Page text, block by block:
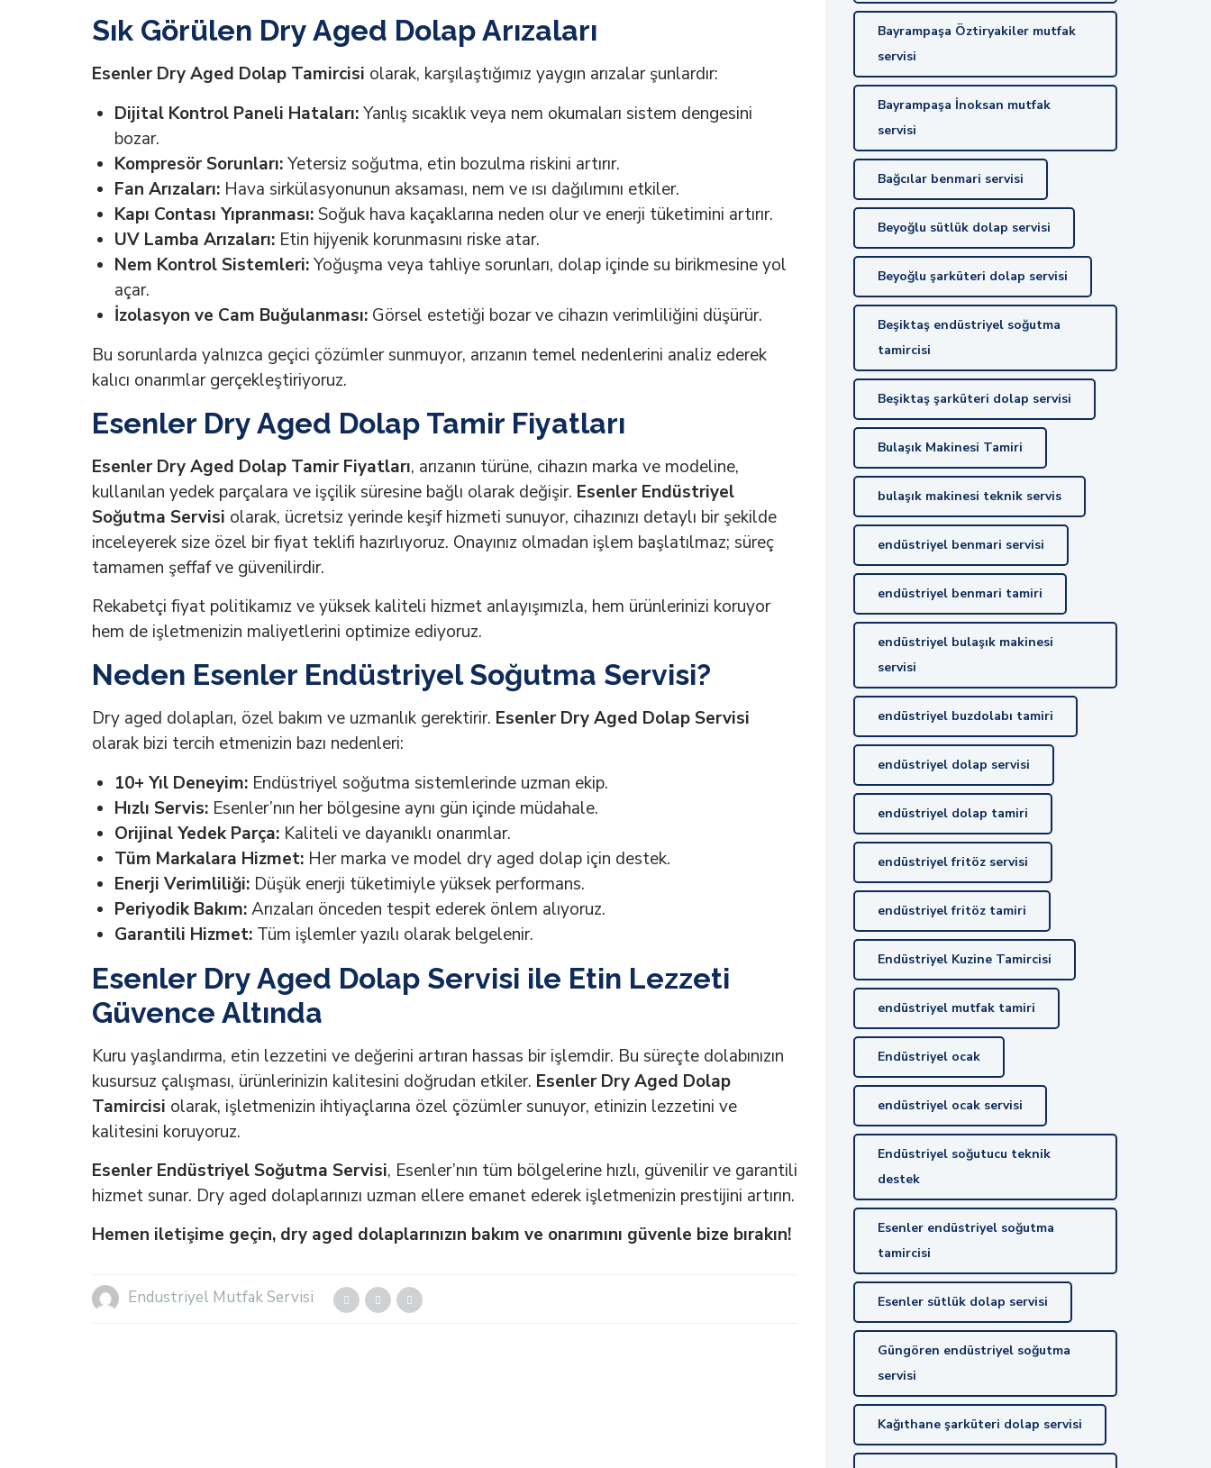
Sık Görülen Dry Aged Dolap Arızaları
Esenler Dry Aged Dolap Tamircisi olarak, karşılaştığımız yaygın arızalar şunlardır:
Dijital Kontrol Paneli Hataları:Yanlış sıcaklık veya nem okumaları sistem dengesini
bozar.
Kompresör Sorunları:Yetersiz soğutma, etin bozulma riskini artırır.
Fan Arızaları: Hava sirkülasyonunun aksaması, nem ve ısı dağılımını etkiler.
Kapı Contası Yıpranması:Soğuk hava kaçaklarına neden olur ve enerji tüketimini artırır.
UV Lamba Arızaları: Etin hijyenik korunmasını riske atar.
Nem Kontrol Sistemleri:Yoğuşma veya tahliye sorunları, dolap içinde su birikmesine yol
açar.
İzolasyon ve Cam Buğulanması: Görsel estetiği bozar ve cihazın verimliliğini düşürür.
Bu sorunlarda yalnızca geçici çözümler sunmuyor, arızanın temel nedenlerini analiz ederek
kalıcı onarımlar gerçekleştiriyoruz.
Esenler Dry Aged Dolap Tamir Fiyatları
Esenler Dry Aged Dolap Tamir Fiyatları, arızanın türüne, cihazın marka ve modeline,
kullanılan yedek parçalara ve işçilik süresine bağlı olarak değişir. Esenler Endüstriyel
Soğutma Servisi olarak, ücretsiz yerinde keşif hizmeti sunuyor, cihazınızı detaylı bir şekilde
inceleyerek size özel bir fiyat teklifi hazırlıyoruz. Onayınız olmadan işlem başlatılmaz; süreç
tamamen şeffaf ve güvenilirdir.
Rekabetçi fiyat politikamız ve yüksek kaliteli hizmet anlayışımızla, hem ürünlerinizi koruyor
hem de işletmenizin maliyetlerini optimize ediyoruz.
Neden Esenler Endüstriyel Soğutma Servisi?
Dry aged dolapları, özel bakım ve uzmanlık gerektirir. Esenler Dry Aged Dolap Servisi
olarak bizi tercih etmenizin bazı nedenleri:
10+ Yıl Deneyim: Endüstriyel soğutma sistemlerinde uzman ekip.
Hızlı Servis: Esenler’nın her bölgesine aynı gün içinde müdahale.
Orijinal Yedek Parça: Kaliteli ve dayanıklı onarımlar.
Tüm Markalara Hizmet: Her marka ve model dry aged dolap için destek.
Enerji Verimliliği: Düşük enerji tüketimiyle yüksek performans.
Periyodik Bakım:Arızaları önceden tespit ederek önlem alıyoruz.
Garantili Hizmet: Tüm işlemler yazılı olarak belgelenir.
Esenler Dry Aged Dolap Servisi ile Etin Lezzeti
Güvence Altında
Kuru yaşlandırma, etin lezzetini ve değerini artıran hassas bir işlemdir. Bu süreçte dolabınızın
kusursuz çalışması, ürünlerinizin kalitesini doğrudan etkiler. Esenler Dry Aged Dolap
Tamircisi olarak, işletmenizin ihtiyaçlarına özel çözümler sunuyor, etinizin lezzetini ve
kalitesini koruyoruz.
Esenler Endüstriyel Soğutma Servisi, Esenler’nın tüm bölgelerine hızlı, güvenilir ve garantili
hizmet sunar. Dry aged dolaplarınızı uzman ellere emanet ederek işletmenizin prestijini artırın.
Hemen iletişime geçin, dry aged dolaplarınızın bakım ve onarımını güvenle bize bırakın!
Endustriyel Mutfak Servisi
Bayrampaşa Öztiryakiler mutfak
servisi
Bayrampaşa İnoksan mutfak
servisi
Bağcılar benmari servisi
Beyoğlu sütlük dolap servisi
Beyoğlu şarküteri dolap servisi
Beşiktaş endüstriyel soğutma
tamircisi
Beşiktaş şarküteri dolap servisi
Bulaşık Makinesi Tamiri
bulaşık makinesi teknik servis
endüstriyel benmari servisi
endüstriyel benmari tamiri
endüstriyel bulaşık makinesi
servisi
endüstriyel buzdolabı tamiri
endüstriyel dolap servisi
endüstriyel dolap tamiri
endüstriyel fritöz servisi
endüstriyel fritöz tamiri
Endüstriyel Kuzine Tamircisi
endüstriyel mutfak tamiri
Endüstriyel ocak
endüstriyel ocak servisi
Endüstriyel soğutucu teknik
destek
Esenler endüstriyel soğutma
tamircisi
Esenler sütlük dolap servisi
Güngören endüstriyel soğutma
servisi
Kağıthane şarküteri dolap servisi